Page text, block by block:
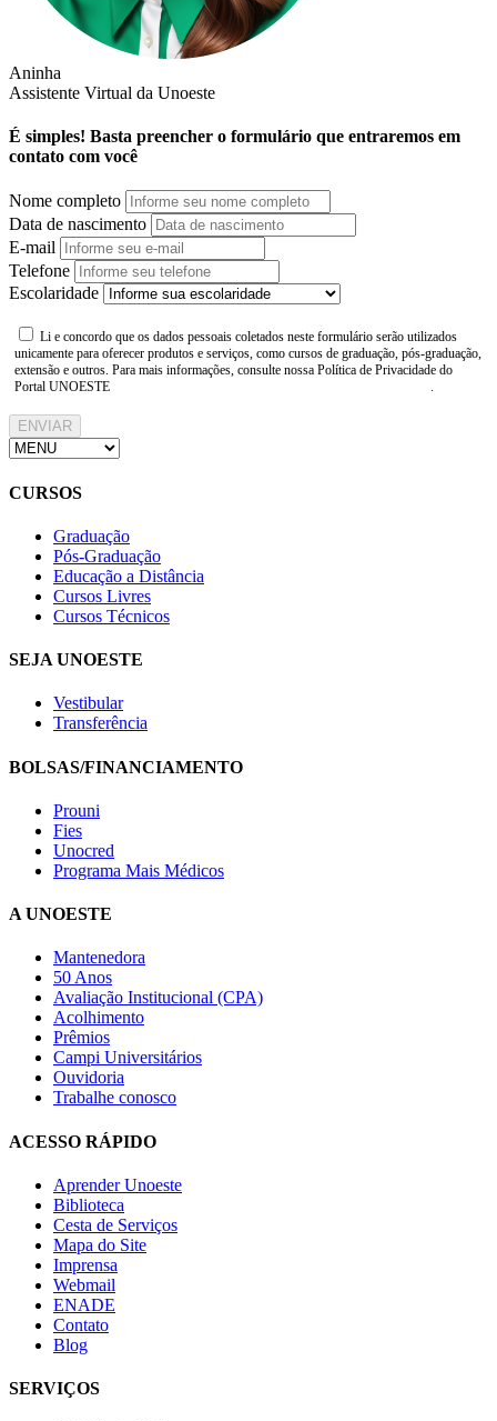
Aninha
Assistente Virtual da Unoeste
É simples! Basta preencher o formulário que entraremos em
contato com você
Nome completo
Data de nascimento
E-mail
Telefone
Escolaridade
Li e concordo que os dados pessoais coletados neste formulário serão utilizados
unicamente para oferecer produtos e serviços, como cursos de graduação, pós-graduação,
extensão e outros. Para mais informações, consulte nossa Política de Privacidade do
Portal UNOESTE
.
ENVIAR
CURSOS
Graduação
Pós-Graduação
Educação a Distância
Cursos Livres
Cursos Técnicos
SEJA UNOESTE
Vestibular
Transferência
BOLSAS/FINANCIAMENTO
Prouni
Fies
Unocred
Programa Mais Médicos
A UNOESTE
Mantenedora
50 Anos
Avaliação Institucional (CPA)
Acolhimento
Prêmios
Campi Universitários
Ouvidoria
Trabalhe conosco
ACESSO RÁPIDO
Aprender Unoeste
Biblioteca
Cesta de Serviços
Mapa do Site
Imprensa
Webmail
ENADE
Contato
Blog
SERVIÇOS